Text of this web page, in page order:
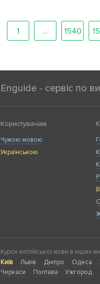
1 ... 1540
Enguide - сервіс по
Користувачам
Чужою мовою
Українською
Курси англійської мови в інших
Київ
Львів Дніпро Одеса
Черкаси
Полтава Ужгород